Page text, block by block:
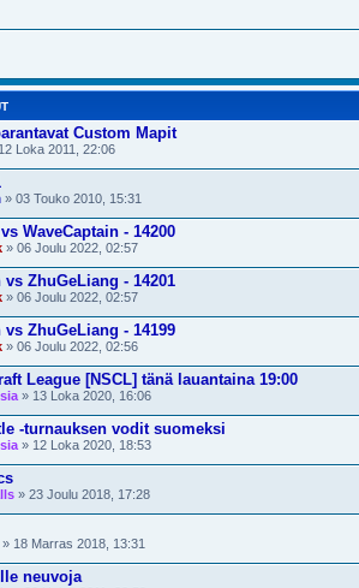
Custom Mapit
Loka 2011, 22:06
» 03 Touko 2010, 15:31
WaveCaptain - 14200
» 06 Joulu 2022, 02:57
vs ZhuGeLiang - 14201
» 06 Joulu 2022, 02:57
vs ZhuGeLiang - 14199
» 06 Joulu 2022, 02:56
League [NSCL] tänä lauantaina 19:00
» 13 Loka 2020, 16:06
-turnauksen vodit suomeksi
» 12 Loka 2020, 18:53
» 23 Joulu 2018, 17:28
» 18 Marras 2018, 13:31
neuvoja